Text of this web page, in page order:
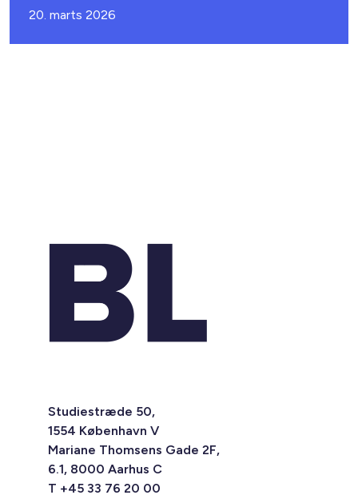
20. marts 2026
Studiestræde 50,
1554 København V
Mariane Thomsens Gade 2F,
6.1, 8000 Aarhus C
T +45 33 76 20 00